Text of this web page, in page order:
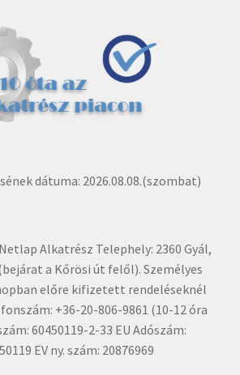
dátuma: 2026.08.08.(szombat)
Alkatrész Telephely: 2360 Gyál,
a Kőrösi út felől). Személyes
előre kifizetett rendeléseknél
+36-20-806-9861 (10-12 óra
60450119-2-33 EU Adószám:
EV ny. szám: 20876969